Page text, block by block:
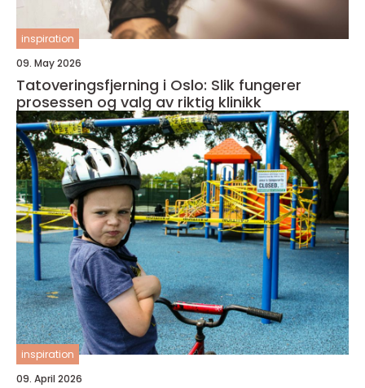
inspiration
09. May 2026
Tatoveringsfjerning i Oslo: Slik fungerer
prosessen og valg av riktig klinikk
inspiration
09. April 2026